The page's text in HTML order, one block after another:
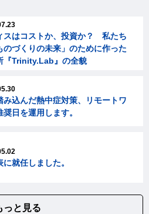
スはコストか、投資か？ 私たち
のづくりの未来」のために作った
『Trinity.Lab』の全貌
み込んだ熱中症対策、リモートワ
奨日を運用します。
に就任しました。
っと見る